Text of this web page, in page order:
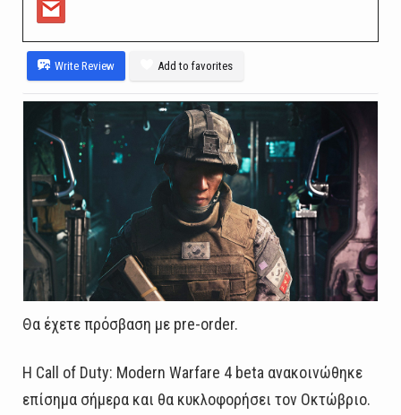
Write Review Add to favorites
Θα έχετε πρόσβαση με pre-order.
Η Call of Duty: Modern Warfare 4 beta ανακοινώθηκε
επίσημα σήμερα και θα κυκλοφορήσει τον Οκτώβριο.